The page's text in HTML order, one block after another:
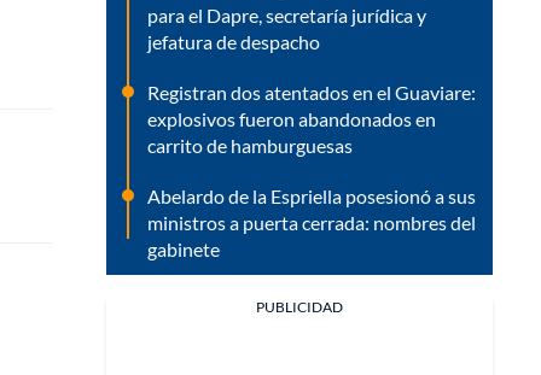
para el Dapre, secretaría jurídica y
jefatura de despacho
Registran dos atentados en el Guaviare:
explosivos fueron abandonados en
carrito de hamburguesas
Abelardo de la Espriella posesionó a sus
ministros a puerta cerrada: nombres del
gabinete
PUBLICIDAD